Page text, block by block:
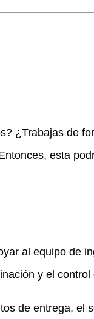
¿Trabajas de
esta
al equipo de
y el control
de entrega, el